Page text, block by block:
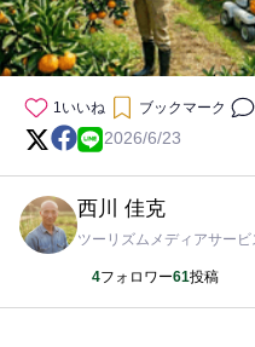
1 いいね ブックマーク
2026/6/23
西川 佳克
ツーリズムメディアサー
4フォロワー61投稿